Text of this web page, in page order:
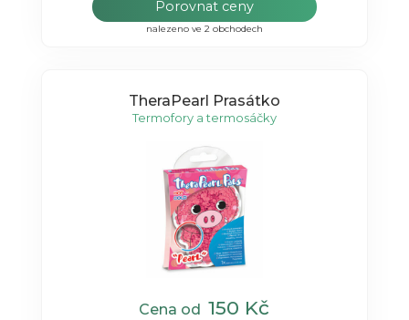
Porovnat ceny
nalezeno ve 2 obchodech
TheraPearl Prasátko
Termofory a termosáčky
Cena od150 Kč